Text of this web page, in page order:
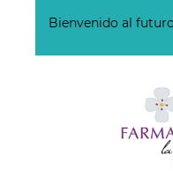
Bienvenido al